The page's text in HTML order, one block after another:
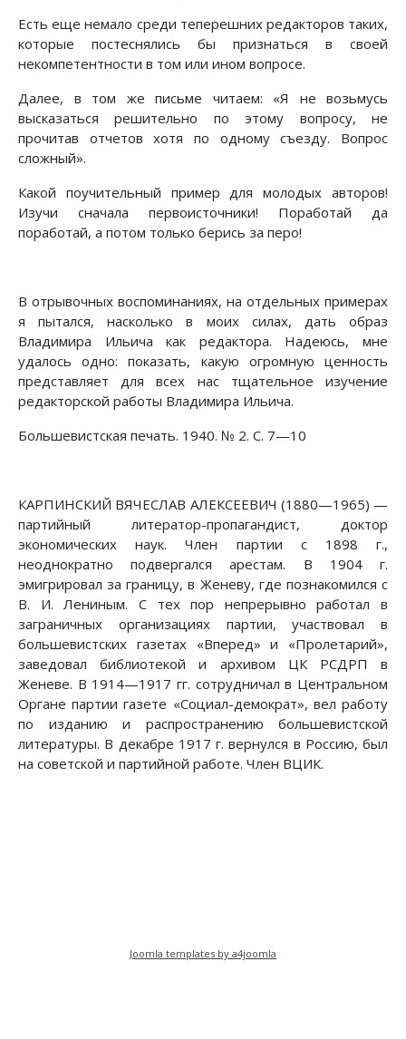
Есть еще немало среди теперешних редакторов таких,
которые постеснялись бы признаться в своей
некомпетентности в том или ином вопросе.
Далее, в том же письме читаем: «Я не возьмусь
высказаться решительно по этому вопросу, не
прочитав отчетов хотя по одному съезду. Вопрос
сложный».
Какой поучительный пример для молодых авторов!
Изучи сначала первоисточники! Поработай да
поработай, а потом только берись за перо!
В отрывочных воспоминаниях, на отдельных примерах
я пытался, насколько в моих силах, дать образ
Владимира Ильича как редактора. Надеюсь, мне
удалось одно: показать, какую огромную ценность
представляет для всех нас тщательное изучение
редакторской работы Владимира Ильича.
Большевистская печать. 1940. № 2. С. 7—10
КАРПИНСКИЙ ВЯЧЕСЛАВ АЛЕКСЕЕВИЧ (1880—1965) —
партийный литератор-пропагандист, доктор
экономических наук. Член партии с 1898 г.,
неоднократно подвергался арестам. В 1904 г.
эмигрировал за границу, в Женеву, где познакомился с
В. И. Лениным. С тех пор непрерывно работал в
заграничных организациях партии, участвовал в
большевистских газетах «Вперед» и «Пролетарий»,
заведовал библиотекой и архивом ЦК РСДРП в
Женеве. В 1914—1917 гг. сотрудничал в Центральном
Органе партии газете «Социал-демократ», вел работу
по изданию и распространению большевистской
литературы. В декабре 1917 г. вернулся в Россию, был
на советской и партийной работе. Член ВЦИК.
Joomla templates by a4joomla